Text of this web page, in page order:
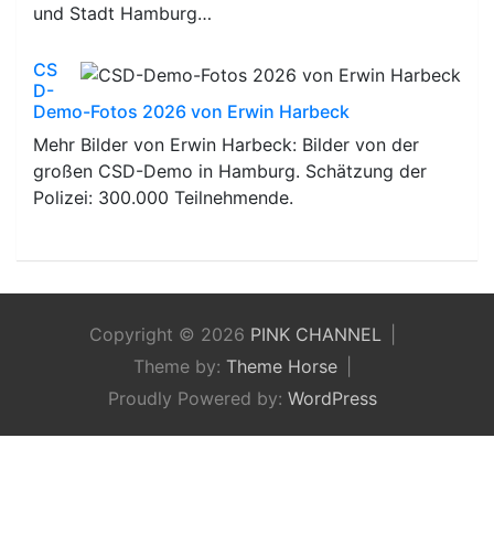
und Stadt Hamburg…
CS
D-
Demo-Fotos 2026 von Erwin Harbeck
Mehr Bilder von Erwin Harbeck: Bilder von der
großen CSD-Demo in Hamburg. Schätzung der
Polizei: 300.000 Teilnehmende.
Copyright © 2026 PINK CHANNEL
Theme by: Theme Horse
Proudly Powered by: WordPress